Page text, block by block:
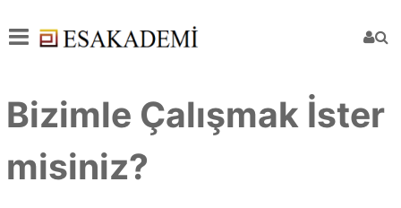
Bizimle Çalışmak İster
misiniz?